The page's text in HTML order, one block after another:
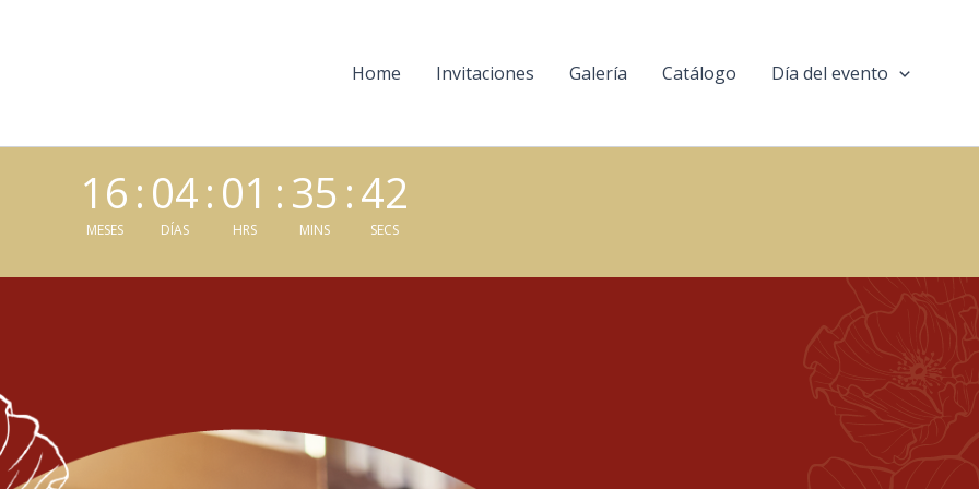
Home Invitaciones Galería Catálogo Día del evento
16
MESES
:04
DÍAS
:01
HRS
:35
MINS
:41
SECS